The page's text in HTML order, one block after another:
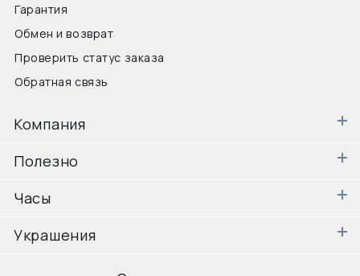
Гарантия
Обмен и возврат
Проверить статус заказа
Обратная связь
Компания
Полезно
Часы
Украшения